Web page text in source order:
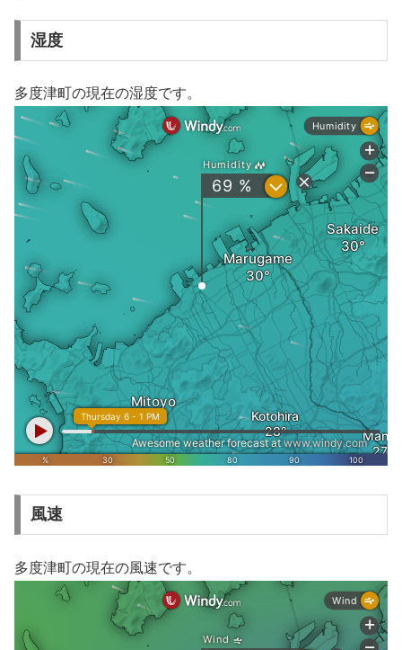
湿度
多度津町の現在の湿度です。
風速
多度津町の現在の風速です。